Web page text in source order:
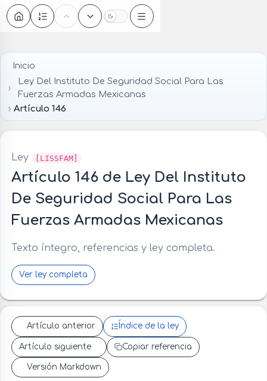
Oscuro
Inicio
Ley Del Instituto De Seguridad Social Para Las
Fuerzas Armadas Mexicanas
Artículo 146
Ley [LISSFAM]
Artículo 146 de Ley Del Instituto
De Seguridad Social Para Las
Fuerzas Armadas Mexicanas
Texto íntegro, referencias y ley completa.
Ver ley completa
Artículo anterior Índice de la ley
Artículo siguiente Copiar referencia
Versión Markdown